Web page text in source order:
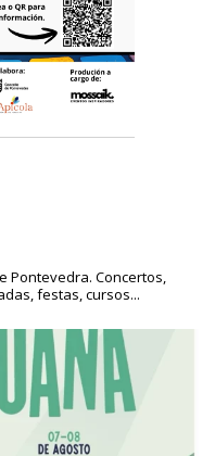
Pontevedra. Concertos,
festas, cursos...